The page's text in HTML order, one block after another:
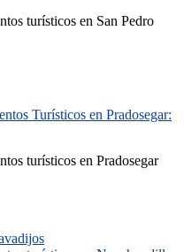
turísticos en San Pedro
Turísticos en Pradosegar:
turísticos en Pradosegar